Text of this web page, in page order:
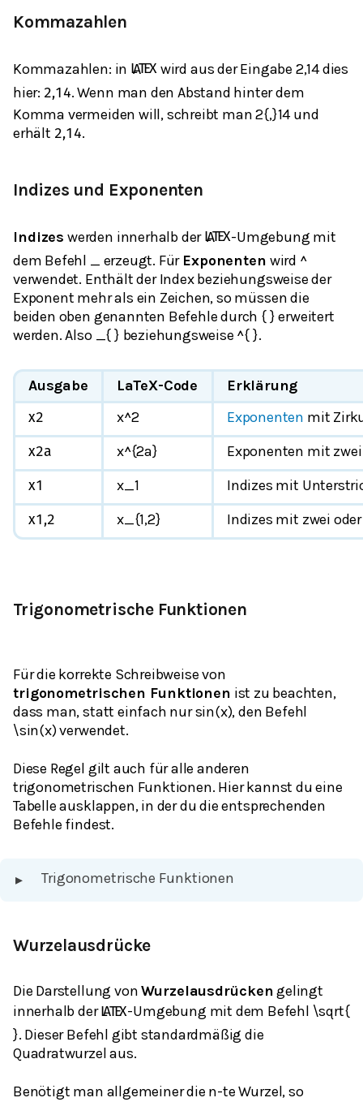
Kommazahlen
Kommazahlen: in L
ATEX wird aus der Eingabe 2,14 dies
hier: 2,14. Wenn man den Abstand hinter dem
Komma vermeiden will, schreibt man 2{,}14 und
erhält 2,14.
Indizes und Exponenten
Indizes werden innerhalb der L
ATEX-Umgebung mit
dem Befehl _ erzeugt. Für Exponenten wird ^
verwendet. Enthält der Index beziehungsweise der
Exponent mehr als ein Zeichen, so müssen die
beiden oben genannten Befehle durch { } erweitert
werden. Also _{ } beziehungsweise ^{ }.
Ausgabe LaTeX-Code Erklärung
x2 x^2 Exponenten mit
x2a x^{2a} Exponenten mit
x1 x_1 Indizes mit
x1,2 x_{1,2} Indizes mit zwei
Trigonometrische Funktionen
Für die korrekte Schreibweise von
trigonometrischen Funktionen ist zu beachten,
dass man, statt einfach nur sin(x), den Befehl
\sin(x) verwendet.
Diese Regel gilt auch für alle anderen
trigonometrischen Funktionen. Hier kannst du eine
Tabelle ausklappen, in der du die entsprechenden
Befehle findest.
▸ Trigonometrische Funktionen
Wurzelausdrücke
Die Darstellung vonWurzelausdrückengelingt
innerhalb der L
ATEX-Umgebung mit dem Befehl \sqrt{
}. Dieser Befehl gibt standardmäßig die
Quadratwurzel aus.
Benötigt man allgemeiner die n-te Wurzel, so